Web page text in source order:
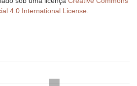
4.0 International License.